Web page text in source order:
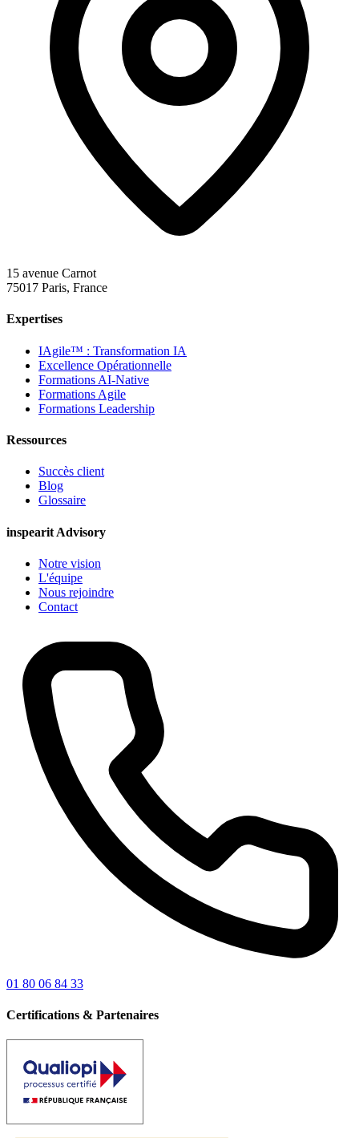
15 avenue Carnot
75017 Paris, France
Expertises
IAgile™ : Transformation IA
Excellence Opérationnelle
Formations AI-Native
Formations Agile
Formations Leadership
Ressources
Succès client
Blog
Glossaire
inspearit Advisory
Notre vision
L'équipe
Nous rejoindre
Contact
01 80 06 84 33
Certifications & Partenaires